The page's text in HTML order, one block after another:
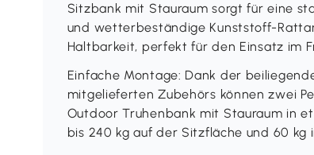
Sitzbank mit Stauraum sorgt für eine
und wetterbeständige Kunststoff-
Haltbarkeit, perfekt für den Einsatz im
Einfache Montage: Dank der
mitgelieferten Zubehörs können zwei
Outdoor Truhenbank mit Stauraum in
bis 240 kg auf der Sitzfläche und 60 kg